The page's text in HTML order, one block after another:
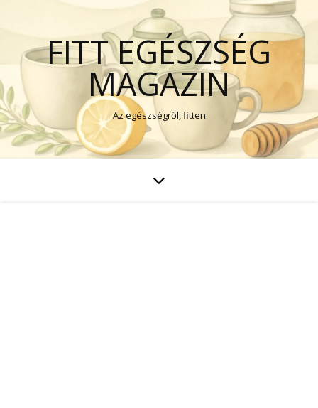
FITT EGÉSZSÉG
MAGAZIN
Az egészségről, fitten